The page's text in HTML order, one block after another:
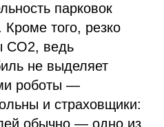
парковок
того, резко
СО2, ведь
не выделяет
роботы —
и страховщики:
обычно — одно из